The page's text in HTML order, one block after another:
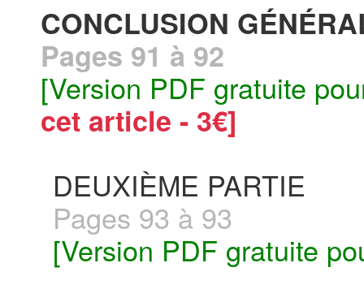
CONCLUSION
Pages 91 à 92
[Version PDF gratuite
cet article - 3€]
DEUXIÈME PARTIE
Pages 93 à 93
[Version PDF gratuite